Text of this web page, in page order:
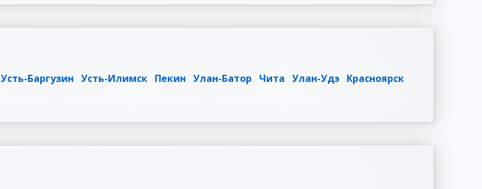
Усть-Баргузин Усть-Илимск Пекин Улан-Батор Чита Улан-Удэ Красноярск